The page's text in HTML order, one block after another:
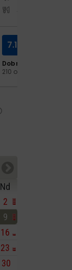
Dobry
210 opinii
7.1
Nd
2
9
16
23
30